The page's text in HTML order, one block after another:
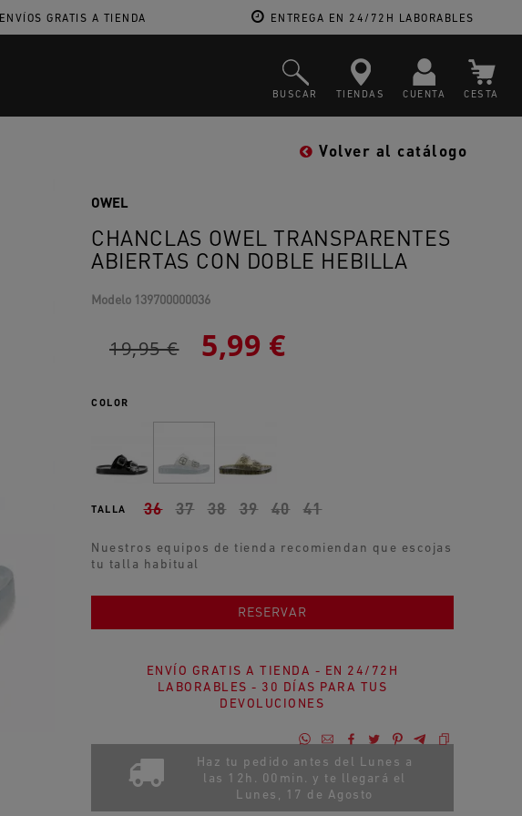
ENVÍOS GRATIS A TIENDA ENTREGA EN 24/72H LABORABLES
CESTA
CUENTA
TIENDAS
BUSCAR
Volver al catálogo
CHANCLAS OWEL TRANSPARENTES
ABIERTAS CON DOBLE HEBILLA
OWEL
Modelo 139700000036
19,95 € 5,99 €
COLOR
TALLA 36 37 38 39 40 41
Nuestros equipos de tienda recomiendan que escojas
tu talla habitual
AÑADIR AL CARRITO
RESERVAR
ENVÍO GRATIS A TIENDA - EN 24/72H
LABORABLES - 30 DÍAS PARA TUS
DEVOLUCIONES
Haz tu pedido antes del Lunes a
las 12h. 00min. y te llegará el
Lunes, 17 de Agosto